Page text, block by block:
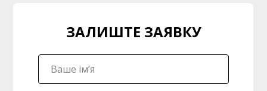
ЗАЛИШТЕ ЗАЯВКУ